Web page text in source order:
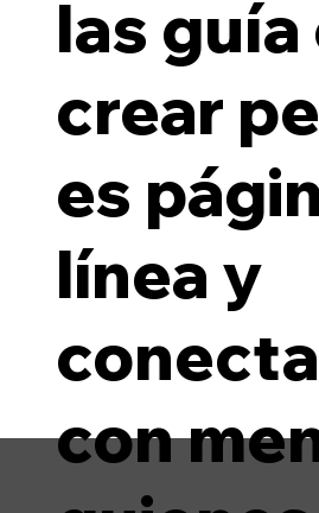
Medios de comunicación
las guía
crear
es
línea y
con